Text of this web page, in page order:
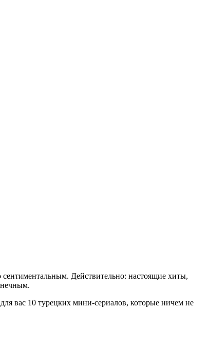
Действительно: настоящие хиты,
вас 10 турецких мини-сериалов, которые ничем не